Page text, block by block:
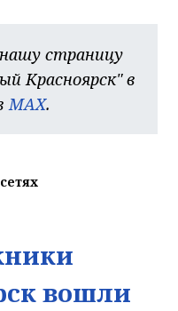
страницу
Красноярск" в
MAX.
вошли